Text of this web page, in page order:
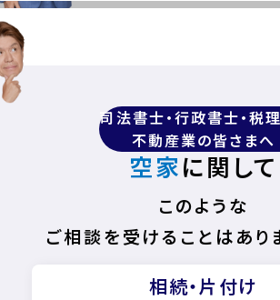
司法書士・行政書士・税
不動産業の皆さまへ
空家に関して
このような
ご相談を受けることはあり
相続・片付け